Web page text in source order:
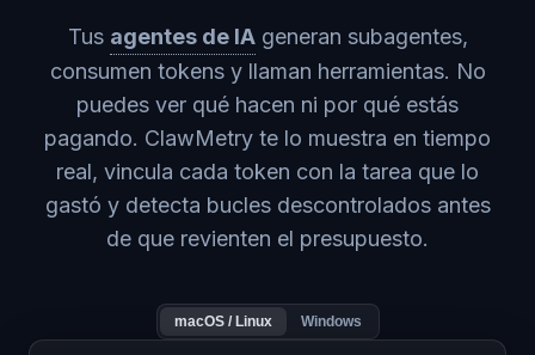
Tus agentes de IA generan subagentes,
consumen tokens y llaman herramientas. No
puedes ver qué hacen ni por qué estás
pagando. ClawMetry te lo muestra en tiempo
real, vincula cada token con la tarea que lo
gastó y detecta bucles descontrolados antes
de que revienten el presupuesto.
macOS / Linux Windows